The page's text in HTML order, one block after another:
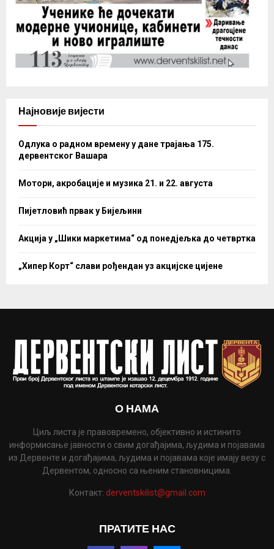
Најновије вијести
Одлука о радном времену у дане трајања 175.
дервентског Вашара
Мотори, акробације и музика 21. и 22. августа
Пијетловић првак у Бијељини
Акција у „Шики маркетима“ од понедјељка до четвртка
„Хипер Корт“ слави рођендан уз акцијске цијене
О НАМА
Циљ листа је правовремено, објективно и истинито
информисање јавности о свим догађајима, људима и појавама
из Дервенте и догађајима, људима и појавама које имају везу с
Дервентом, односно са њеним становницима.
Контакт: derventskilist@gmail.com
ПРАТИТЕ НАС